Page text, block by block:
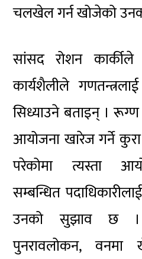
चलखेल गर्न खोजेको
सांसद रोशन
कार्यशैलीले
सिध्याउने बताइन् ।
आयोजना खारेज गर्ने कुरा
परेकोमा त्यस्ता
सम्बन्धित
उनको सुझाव छ ।
पुनरावलोकन,